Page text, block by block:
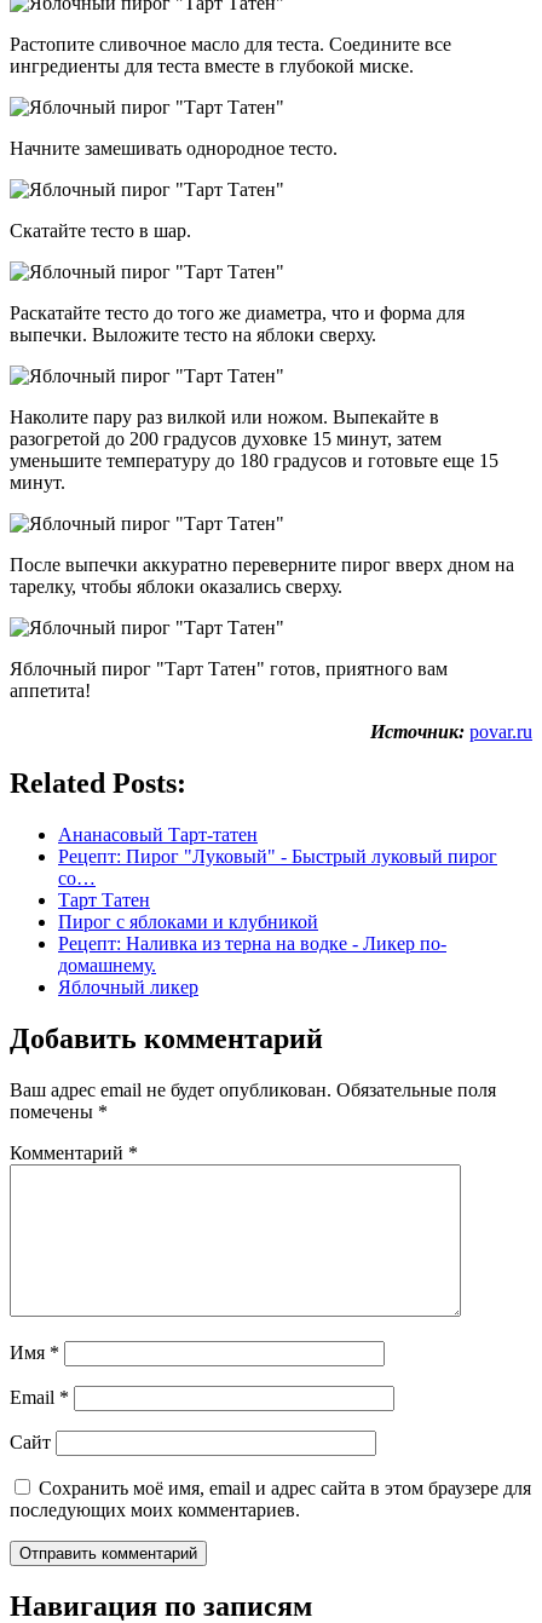
Растопите сливочное масло для теста. Соедините все
ингредиенты для теста вместе в глубокой миске.
Начните замешивать однородное тесто.
Скатайте тесто в шар.
Раскатайте тесто до того же диаметра, что и форма для
выпечки. Выложите тесто на яблоки сверху.
Наколите пару раз вилкой или ножом. Выпекайте в
разогретой до 200 градусов духовке 15 минут, затем
уменьшите температуру до 180 градусов и готовьте еще 15
минут.
После выпечки аккуратно переверните пирог вверх дном на
тарелку, чтобы яблоки оказались сверху.
Яблочный пирог "Тарт Татен" готов, приятного вам
аппетита!
Источник: povar.ru
Related Posts:
Ананасовый Тарт-татен
Рецепт: Пирог "Луковый" - Быстрый луковый пирог
со…
Тарт Татен
Пирог с яблоками и клубникой
Рецепт: Наливка из терна на водке - Ликер по-
домашнему.
Яблочный ликер
Добавить комментарий
Ваш адрес email не будет опубликован. Обязательные поля
помечены *
Комментарий *
Имя *
Email *
Сайт
Сохранить моё имя, email и адрес сайта в этом браузере для
последующих моих комментариев.
Навигация по записям